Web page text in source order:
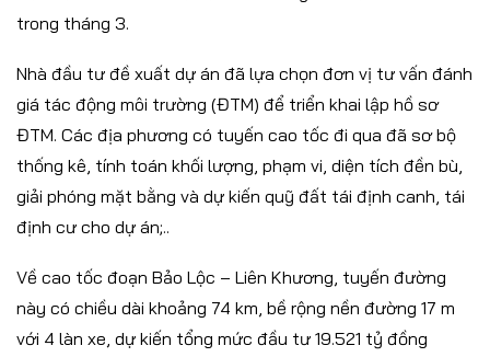
trong tháng 3.
Nhà đầu tư đề xuất dự án đã lựa chọn đơn vị tư vấn đánh
giá tác động môi trường (ĐTM) để triển khai lập hồ sơ
ĐTM. Các địa phương có tuyến cao tốc đi qua đã sơ bộ
thống kê, tính toán khối lượng, phạm vi, diện tích đền bù,
giải phóng mặt bằng và dự kiến quỹ đất tái định canh, tái
định cư cho dự án;..
Về cao tốc đoạn Bảo Lộc – Liên Khương, tuyến đường
này có chiều dài khoảng 74 km, bề rộng nền đường 17 m
với 4 làn xe, dự kiến tổng mức đầu tư 19.521 tỷ đồng